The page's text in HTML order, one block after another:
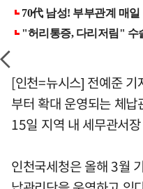
[인천=뉴시스] 전예준
부터 확대 운영되는 체
15일 지역 내 세무관서
인천국세청은 올해 3월